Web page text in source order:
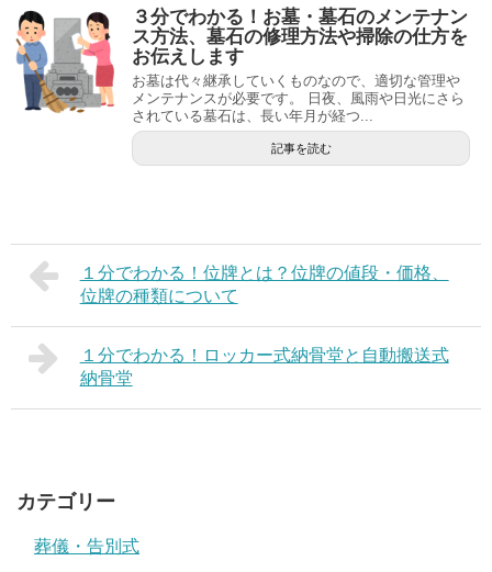
３分でわかる！お墓・墓石のメンテナン
ス方法、墓石の修理方法や掃除の仕方を
お伝えします
お墓は代々継承していくものなので、適切な管理や
メンテナンスが必要です。 日夜、風雨や日光にさら
されている墓石は、長い年月が経つ...
記事を読む
１分でわかる！位牌とは？位牌の値段・価格、
位牌の種類について
１分でわかる！ロッカー式納骨堂と自動搬送式
納骨堂
カテゴリー
葬儀・告別式